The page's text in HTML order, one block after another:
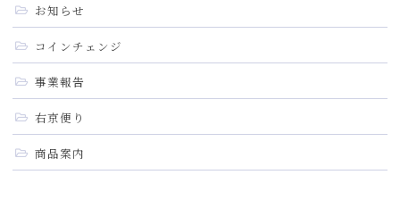
お知らせ
コインチェンジ
事業報告
右京便り
商品案内